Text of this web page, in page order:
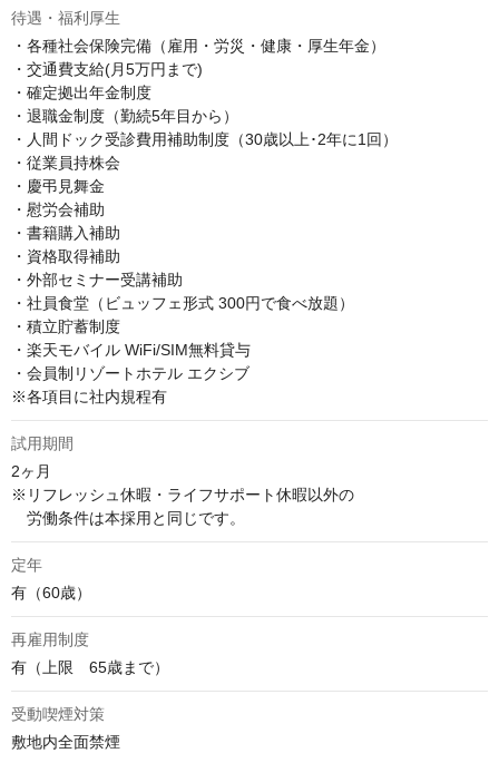
待遇・福利厚生
・各種社会保険完備（雇用・労災・健康・厚生年金）
・交通費支給(月5万円まで)
・確定拠出年金制度
・退職金制度（勤続5年目から）
・人間ドック受診費用補助制度（30歳以上･2年に1回）
・従業員持株会
・慶弔見舞金
・慰労会補助
・書籍購入補助
・資格取得補助
・外部セミナー受講補助
・社員食堂（ビュッフェ形式 300円で食べ放題）
・積立貯蓄制度
・楽天モバイル WiFi/SIM無料貸与
・会員制リゾートホテル エクシブ
※各項目に社内規程有
試用期間
2ヶ月
※リフレッシュ休暇・ライフサポート休暇以外の
労働条件は本採用と同じです。
定年
有（60歳）
再雇用制度
有（上限　65歳まで）
受動喫煙対策
敷地内全面禁煙